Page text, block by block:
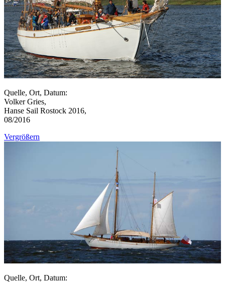
Quelle, Ort, Datum:
Volker Gries,
Hanse Sail Rostock 2016,
08/2016
Vergrößern
Quelle, Ort, Datum: